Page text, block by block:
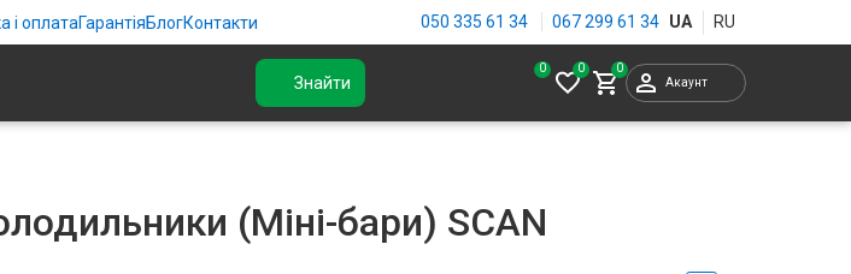
і оплатаГарантіяБлогКонтакти 050 335 61 34 067 299 61 34
Знайти
0
Акаунт
(Міні-бари) SCAN